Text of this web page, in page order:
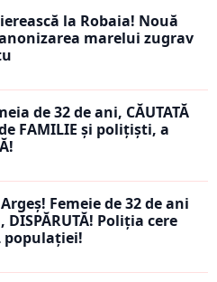
la Robaia! Nouă
marelui zugrav
de 32 de ani, CĂUTATĂ
FAMILIE și polițiști, a
Femeie de 32 de ani
Poliția cere
populației!